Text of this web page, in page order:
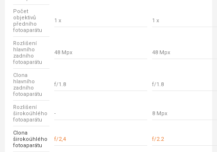
Počet
objektivů
předního
fotoaparátu
1 x 1 x
Rozlišení
hlavního
zadního
fotoaparátu
48 Mpx 48 Mpx
Clona
hlavního
zadního
fotoaparátu
f/1.8 f/1.8
Rozlišení
širokoúhlého
fotoaparátu
- 8 Mpx
Clona
širokoúhlého
fotoaparátu
f/2,4 f/2.2